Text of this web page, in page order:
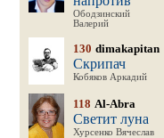
Ободзинский
Валерий
130 dimakapitan
Скрипач
Кобяков Аркадий
118 Al-Abra
Светит луна
Хурсенко Вячеслав